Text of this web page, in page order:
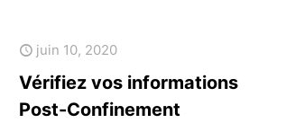
juin 10, 2020
Vérifiez vos informations
Post-Confinement